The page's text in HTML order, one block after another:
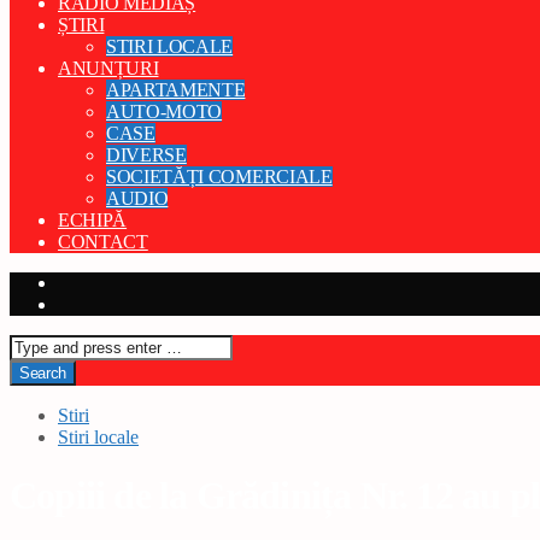
ȘTIRI
STIRI LOCALE
ANUNȚURI
APARTAMENTE
AUTO-MOTO
CASE
DIVERSE
SOCIETĂȚI COMERCIALE
AUDIO
ECHIPĂ
CONTACT
Stiri
Stiri locale